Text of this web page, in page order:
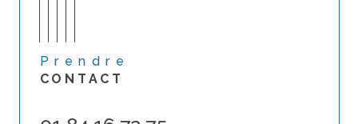
Prendre
CONTACT